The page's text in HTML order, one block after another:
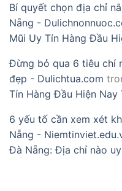
Bí quyết chọn địa chỉ
Nẵng -
Mũi Uy Tín Hàng Đầu
Đừng bỏ qua 6 tiêu chí
đẹp - Dulichtua.com
Tín Hàng Đầu Hiện Nay
6 yếu tố cần xem xét
Nẵng -
Đà Nẵng: Địa chỉ nào